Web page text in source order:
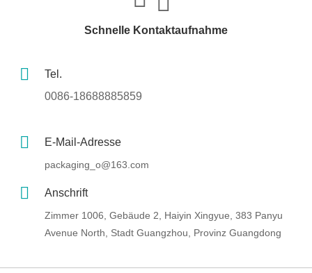
Schnelle Kontaktaufnahme
Tel.
0086-18688885859
E-Mail-Adresse
packaging_o@163.com
Anschrift
Zimmer 1006, Gebäude 2, Haiyin Xingyue, 383 Panyu
Avenue North, Stadt Guangzhou, Provinz Guangdong